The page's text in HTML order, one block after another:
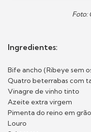
Foto:
Ingredientes:
Bife ancho (Ribeye sem
Quatro beterrabas com
Vinagre de vinho tinto
Azeite extra virgem
Pimenta do reino em
Louro